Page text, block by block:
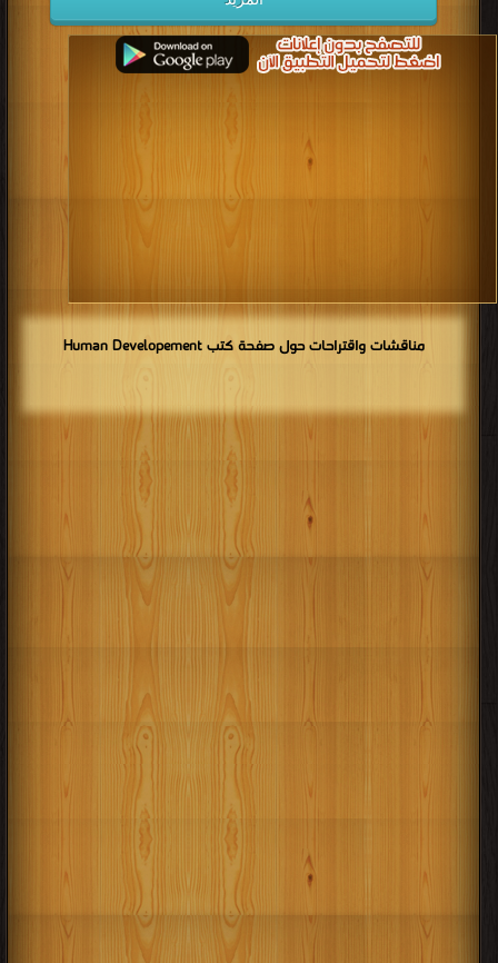
مناقشات واقتراحات حول صفحة كتب Human Developement